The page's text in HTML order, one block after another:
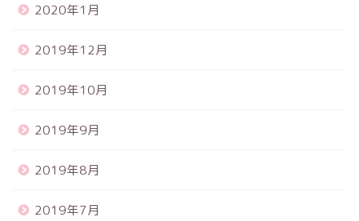
2020年1月
2019年12月
2019年10月
2019年9月
2019年8月
2019年7月